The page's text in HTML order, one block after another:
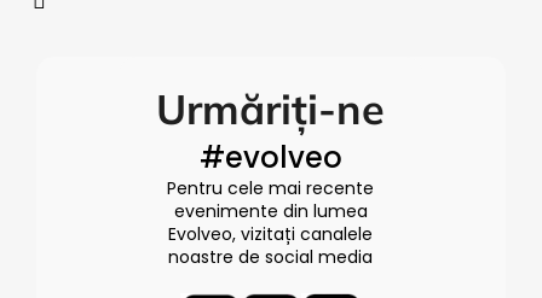
Urmăriți-ne
#evolveo
Pentru cele mai recente
evenimente din lumea
Evolveo, vizitați canalele
noastre de social media